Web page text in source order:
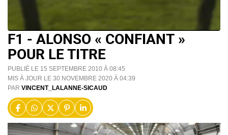
F1 - ALONSO « CONFIANT »
POUR LE TITRE
PUBLIÉ LE 15 SEPTEMBRE 2010 À 08:45
MIS À JOUR LE 30 NOVEMBRE 2020 À 04:39
PAR VINCENT_LALANNE-SICAUD